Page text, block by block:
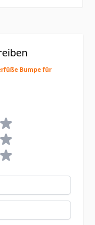
Bumpe für